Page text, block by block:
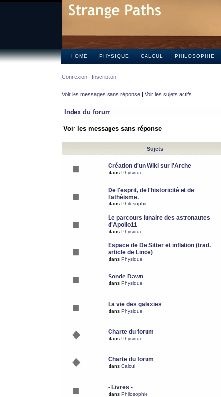
HOME PHYSIQUE CALCUL PHILOSOPHIE
Connexion Inscription
Voir les messages sans réponse | Voir les sujets actifs
Index du forum
Voir les messages sans réponse
Sujets
Création d'un Wiki sur l'Arche
dans Physique
De l'esprit, de l'historicité et de
l'athéisme.
dans Philosophie
Le parcours lunaire des astronautes
d'Apollo11
dans Physique
Espace de De Sitter et inflation (trad.
article de Linde)
dans Physique
Sonde Dawn
dans Physique
La vie des galaxies
dans Physique
Charte du forum
dans Physique
Charte du forum
dans Calcul
- Livres -
dans Philosophie